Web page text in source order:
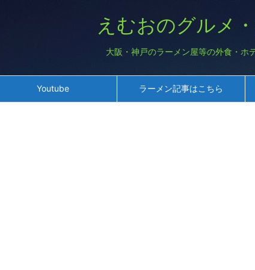
えむおのグルメ
大阪・神戸のラーメン屋等の外食・ホ
Youtube ラーメン記事はこちら